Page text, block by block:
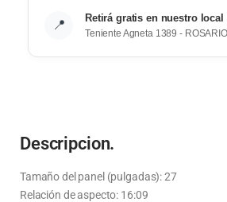
📍 Retirá gratis en nuestro local
Teniente Agneta 1389 - ROSARIO
Descripcion.
Tamaño del panel (pulgadas): 27
Relación de aspecto: 16:09